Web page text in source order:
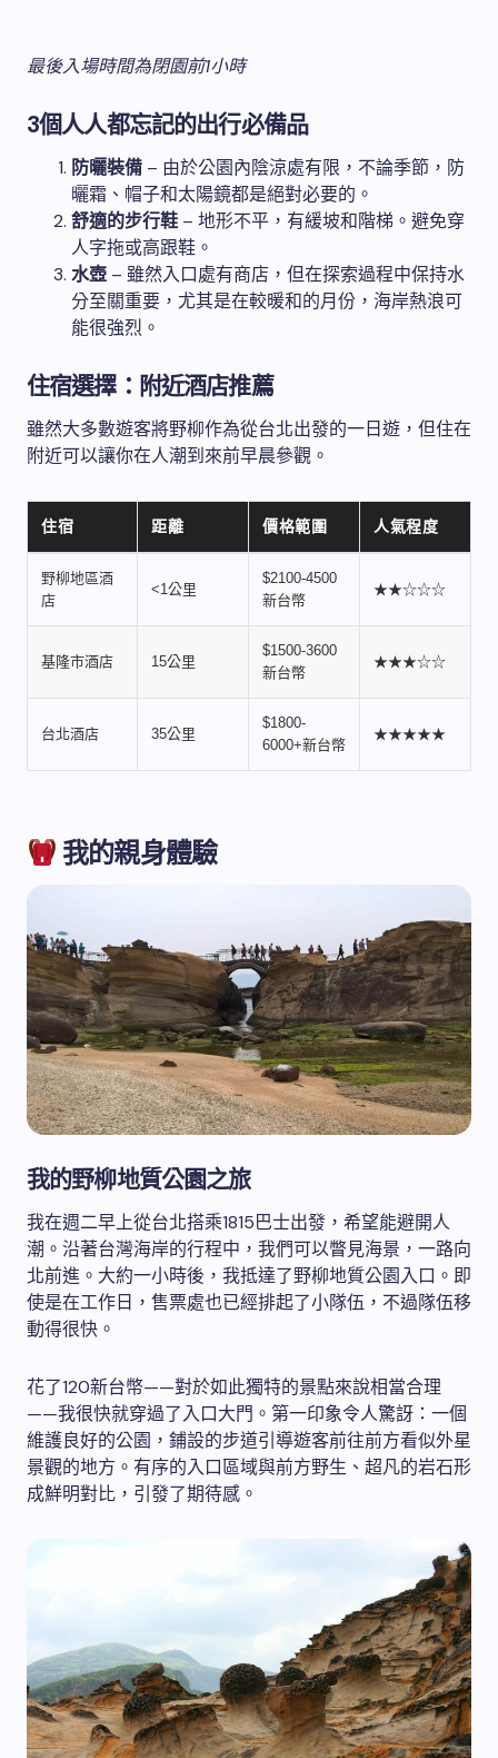
最後入場時間為閉園前1小時
3個人人都忘記的出行必備品
防曬裝備 – 由於公園內陰涼處有限，不論季節，防
曬霜、帽子和太陽鏡都是絕對必要的。
舒適的步行鞋 – 地形不平，有緩坡和階梯。避免穿
人字拖或高跟鞋。
水壺 – 雖然入口處有商店，但在探索過程中保持水
分至關重要，尤其是在較暖和的月份，海岸熱浪可
能很強烈。
住宿選擇：附近酒店推薦
雖然大多數遊客將野柳作為從台北出發的一日遊，但住在
附近可以讓你在人潮到來前早晨參觀。
住宿 距離 價格範圍 人氣程度
野柳地區酒
店
<1公里
$2100-4500
新台幣
★★☆☆☆
基隆市酒店 15公里
$1500-3600
新台幣
★★★☆☆
台北酒店 35公里
$1800-
6000+新台幣
★★★★★
我的親身體驗
我的野柳地質公園之旅
我在週二早上從台北搭乘1815巴士出發，希望能避開人
潮。沿著台灣海岸的行程中，我們可以瞥見海景，一路向
北前進。大約一小時後，我抵達了野柳地質公園入口。即
使是在工作日，售票處也已經排起了小隊伍，不過隊伍移
動得很快。
花了120新台幣——對於如此獨特的景點來說相當合理
——我很快就穿過了入口大門。第一印象令人驚訝：一個
維護良好的公園，鋪設的步道引導遊客前往前方看似外星
景觀的地方。有序的入口區域與前方野生、超凡的岩石形
成鮮明對比，引發了期待感。